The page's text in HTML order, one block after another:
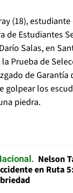
(18),
de Estudiantes
Salas, en
Prueba de
de
golpear los
piedra.
Nelson
en Ruta